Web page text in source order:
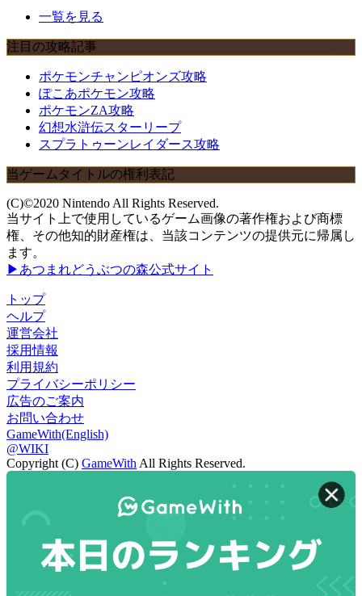
一覧を見る
注目の攻略記事
ポケモンチャンピオンズ攻略
ぽこあポケモン攻略
ポケモンZA攻略
幻想水滸伝スターリープ
スプラトゥーンレイダース攻略
当ゲームタイトルの権利表記
(C)©2020 Nintendo All Rights Reserved.
当サイト上で使用しているゲーム画像の著作権および商標
権、その他知的財産権は、当該コンテンツの提供元に帰属し
ます。
▶あつまれどうぶつの森公式サイト
トップ
ヘルプ
運営会社
採用情報
利用規約
プライバシーポリシー
広告のご案内
お問い合わせ
GameWith(English)
@WIKI
Copyright (C) GameWith All Rights Reserved.